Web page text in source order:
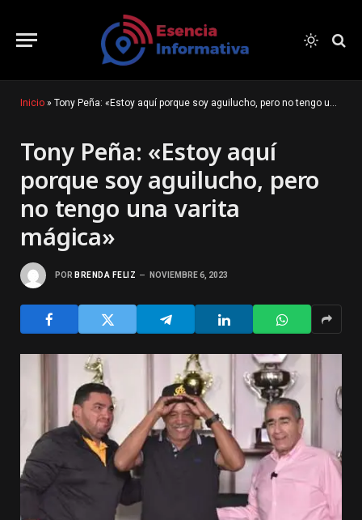
Inicio » Tony Peña: «Estoy aquí porque soy aguilucho, pero no tengo una varita mágica»
Tony Peña: «Estoy aquí
porque soy aguilucho, pero
no tengo una varita
mágica»
POR BRENDA FELIZ NOVIEMBRE 6, 2023